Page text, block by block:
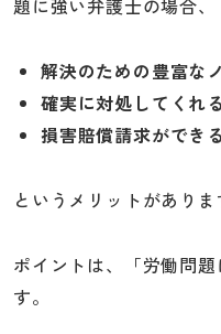
題に強い弁護士の場合、
解決のための豊富な
確実に対処してくれる
損害賠償請求ができ
というメリットがありま
ポイントは、「労働問
す。